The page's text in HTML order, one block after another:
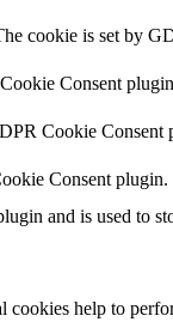
cookie is set by
Consent
Cookie Consent
Consent plugin.
and is used to
cookies help to